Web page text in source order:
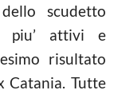
scudetto
piu’ attivi e
risultato
Catania. Tutte